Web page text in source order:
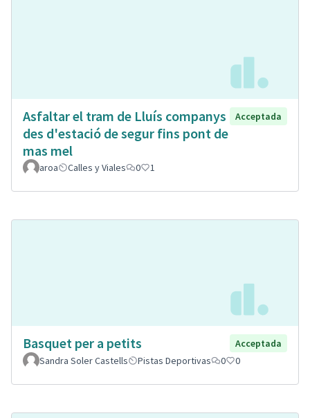
Asfaltar el tram de Lluís companys
des d'estació de segur fins pont de
mas mel
Acceptada
aroa Calles y Viales 0 1
Basquet per a petits
Acceptada
Sandra Soler Castells
Pistas Deportivas 0 0